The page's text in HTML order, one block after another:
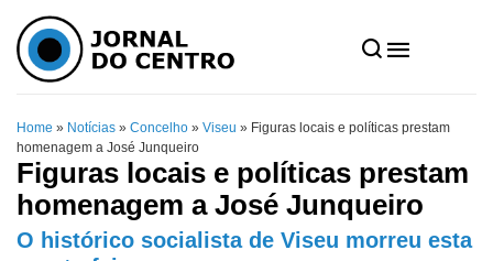
Home » Notícias » Concelho » Viseu » Figuras locais e políticas prestam
homenagem a José Junqueiro
Figuras locais e políticas prestam
homenagem a José Junqueiro
O histórico socialista de Viseu morreu esta